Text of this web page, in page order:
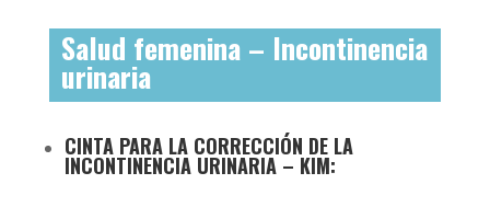
Salud femenina – Incontinencia
urinaria
CINTA PARA LA CORRECCIÓN DE LA
INCONTINENCIA URINARIA – KIM: